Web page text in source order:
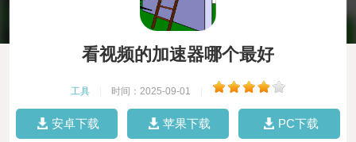
看视频的加速器哪个最好
工具 时间：2025-09-01
安卓下载 苹果下载 PC下载